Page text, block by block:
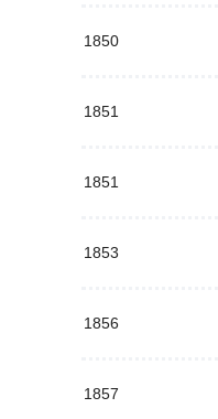
1850
1851
1851
1853
1856
1857